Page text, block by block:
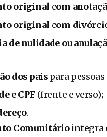
original com
original com
de nulidade ou
dos pais para
e CPF (frente e verso);
.
Comunitáriointegra